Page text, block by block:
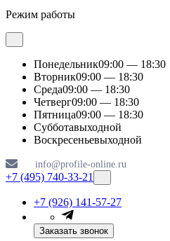
Режим работы
Понедельник09:00 — 18:30
Вторник09:00 — 18:30
Среда09:00 — 18:30
Четверг09:00 — 18:30
Пятница09:00 — 18:30
Субботавыходной
Воскресеньевыходной
info@profile-online.ru
+7 (495) 740-33-21
+7 (926) 141-57-27
Заказать звонок